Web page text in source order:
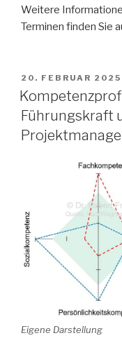
Weitere
Terminen finden Sie
VERÖFFENTLICHT
AM
20. FEBRUAR 2025
Führungskraft
Eigene Darstellung